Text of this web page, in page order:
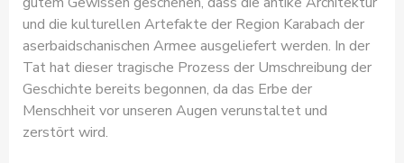
und die kulturellen Artefakte der Region Karabach der
aserbaidschanischen Armee ausgeliefert werden. In der
Tat hat dieser tragische Prozess der Umschreibung der
Geschichte bereits begonnen, da das Erbe der
Menschheit vor unseren Augen verunstaltet und
zerstört wird.